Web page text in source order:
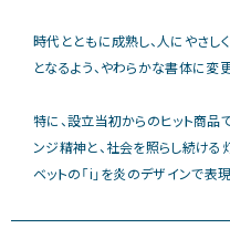
時代とともに成熟し、人にやさし
となるよう、やわらかな書体に変
特に、設立当初からのヒット商品
ンジ精神と、社会を照らし続ける
ベットの「i」を炎のデザインで表現